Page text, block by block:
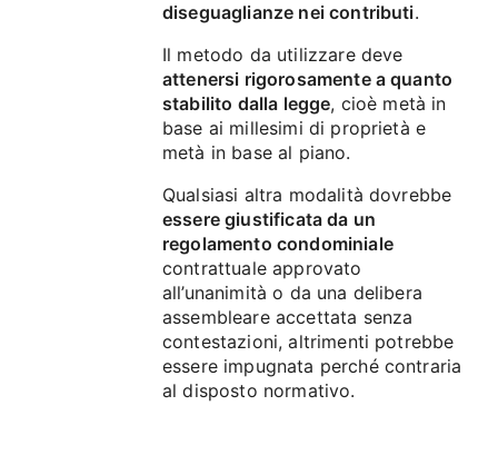
diseguaglianze nei contributi.
Il metodo da utilizzare deve
attenersi rigorosamente a quanto
stabilito dalla legge, cioè metà in
base ai millesimi di proprietà e
metà in base al piano.
Qualsiasi altra modalità dovrebbe
essere giustificata da un
regolamento condominiale
contrattuale approvato
all’unanimità o da una delibera
assembleare accettata senza
contestazioni, altrimenti potrebbe
essere impugnata perché contraria
al disposto normativo.